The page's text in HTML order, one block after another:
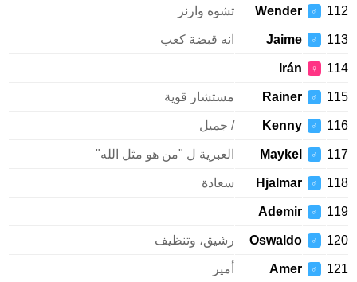
112
♂
Wender تشوه وارنر
113
♂
Jaime انه قبضة كعب
114
♀
Irán
115
♂
Rainer مستشار قوية
116
♂
Kenny / جميل
117
♂
Maykel العبرية ل "من هو مثل الله"
118
♂
Hjalmar سعادة
119
♂
Ademir
120
♂
Oswaldo رشيق، وتنظيف
121
♂
Amer أمير